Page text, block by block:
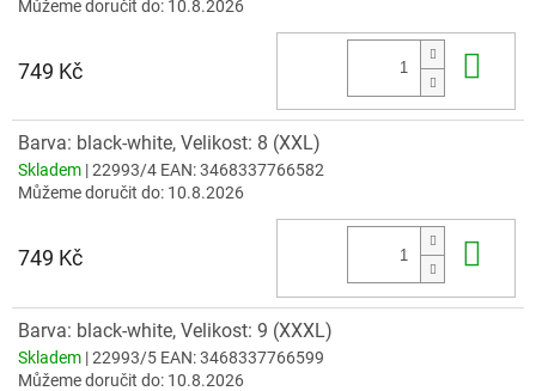
Můžeme doručit do: 10.8.2026
749 Kč
Barva: black-white, Velikost: 8 (XXL)
Skladem | 22993/4 EAN:3468337766582
Můžeme doručit do: 10.8.2026
749 Kč
Barva: black-white, Velikost: 9 (XXXL)
Skladem | 22993/5 EAN:3468337766599
Můžeme doručit do: 10.8.2026